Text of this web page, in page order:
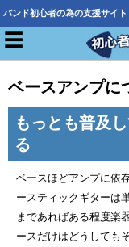
バンド初心者の為の支援サイト
☰
ベースアンプに
もっとも普及
る
ベースほどアンプに依
ースティックギターは
まであればある程度楽
ースだけはどうしても